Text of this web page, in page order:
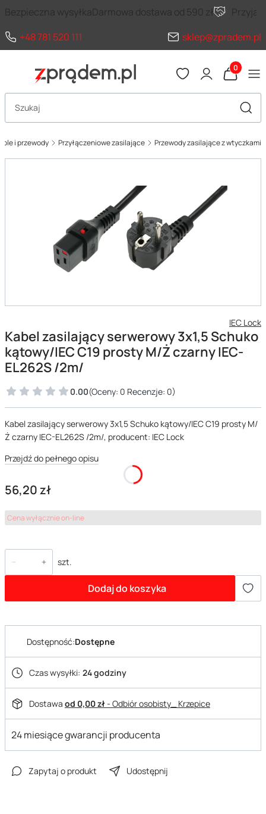
Bezpieczna wysyłkaDarmowa dostawa od 590 zł
+48 781 520 111
sklep@zpradem.pl
Produkty
Otwórz wyszukiwarkę
i przewody Przyłączeniowe zasilające Przewody zasilające z wtyczkami
IEC Lock
Kabel zasilający serwerowy 3x1,5 Schuko
kątowy/IEC C19 prosty M/Ż czarny IEC-
EL262S /2m/
0.00(Oceny: 0 Recenzje: 0)
Kabel zasilający serwerowy 3x1,5 Schuko kątowy/IEC C19 prosty M/
Ż czarny IEC-EL262S /2m/, producent: IEC Lock
Przejdź do pełnego opisu
Cena
56,20 zł
Cena wyłącznie on-line
szt.
Dodaj do koszyka
Dostępność:Dostępne
Czas wysyłki: 24 godziny
Dostawa od 0,00 zł- Odbiór osobisty_ Krzepice
24 miesiące gwarancji producenta
Zapytaj o produkt Udostępnij